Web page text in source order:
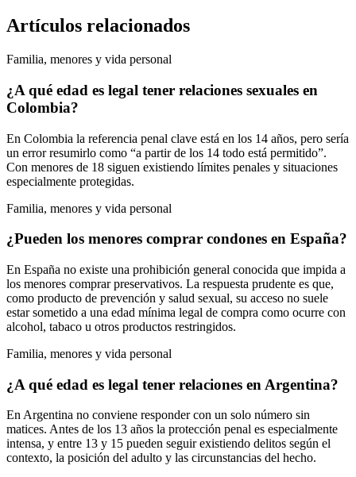
Artículos relacionados
Familia, menores y vida personal
¿A qué edad es legal tener relaciones sexuales en
Colombia?
En Colombia la referencia penal clave está en los 14 años, pero sería
un error resumirlo como “a partir de los 14 todo está permitido”.
Con menores de 18 siguen existiendo límites penales y situaciones
especialmente protegidas.
Familia, menores y vida personal
¿Pueden los menores comprar condones en España?
En España no existe una prohibición general conocida que impida a
los menores comprar preservativos. La respuesta prudente es que,
como producto de prevención y salud sexual, su acceso no suele
estar sometido a una edad mínima legal de compra como ocurre con
alcohol, tabaco u otros productos restringidos.
Familia, menores y vida personal
¿A qué edad es legal tener relaciones en Argentina?
En Argentina no conviene responder con un solo número sin
matices. Antes de los 13 años la protección penal es especialmente
intensa, y entre 13 y 15 pueden seguir existiendo delitos según el
contexto, la posición del adulto y las circunstancias del hecho.